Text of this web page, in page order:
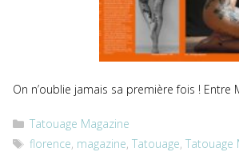
On n’oublie jamais sa première fois ! Entre
Catégories
Tatouage Magazine
Étiquettes
florence, magazine,Tatouage,Tatouage